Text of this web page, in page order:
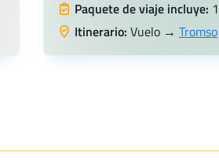
Paquete de viaje incluye:
Itinerario: Vuelo → Tromso